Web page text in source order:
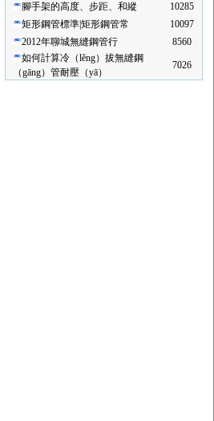
腳手架的高度、步距、和縱
10285
矩形鋼管標準|矩形鋼管常
10097
2012年聊城無縫鋼管行
8560
如何計算冷（lěng）拔無縫鋼
（gāng）管耐壓（yā）
7026